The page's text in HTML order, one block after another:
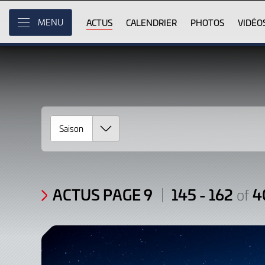
Skip
Main
Content
MENU ACTUS CALENDRIER PHOTOS
Actus
Page
9
/
Articles:
ACTUS PAGE 9 145 - 162 of